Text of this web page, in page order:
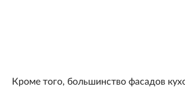
Кроме того, большинство фасадов